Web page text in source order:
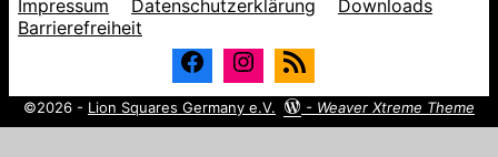
Impressum Datenschutzerklärung
Downloads
Barrierefreiheit
©2026 - Lion Squares Germany e.V. - Weaver Xtreme Theme